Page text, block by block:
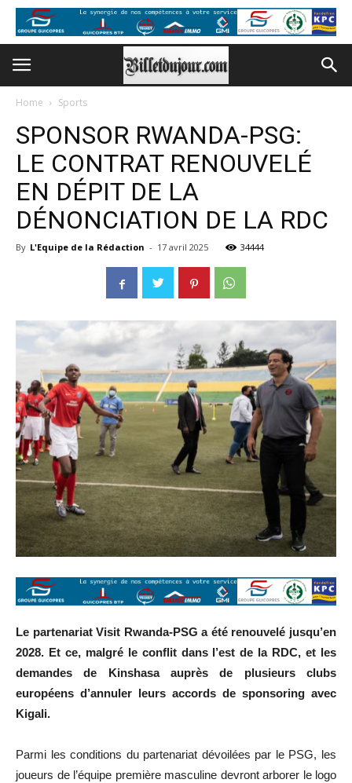
Home Sports
SPONSOR RWANDA-PSG:
LE CONTRAT RENOUVELÉ
EN DÉPIT DE LA
DÉNONCIATION DE LA RDC
By L'Equipe de la Rédaction - 17 avril 2025 34444
Le partenariat Visit Rwanda-PSG a été renouvelé jusqu’en
2028. Et ce, malgré le conflit dans l’est de la RDC, et les
demandes de Kinshasa auprès de plusieurs clubs
européens d’annuler leurs accords de sponsoring avec
Kigali.
Parmi les conditions du partenariat dévoilées par le PSG, les
joueurs de l’équipe première masculine devront arborer le logo